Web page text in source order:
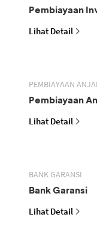
Pembiayaan
Lihat Detail
PEMBIAYAAN
Pembiayaan
Lihat Detail
BANK GARANSI
Bank Garansi
Lihat Detail